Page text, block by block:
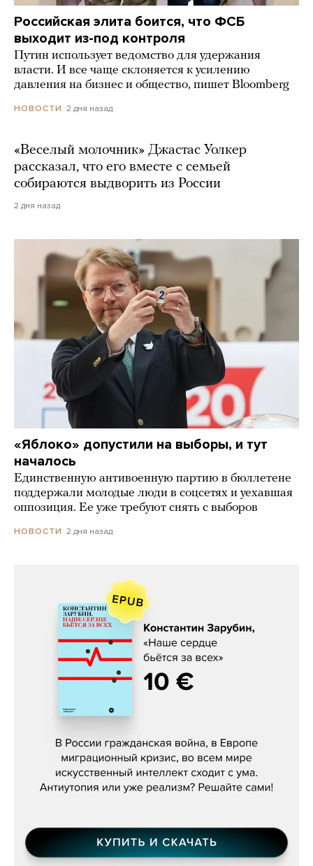
Российская элита боится, что ФСБ
выходит из-под контроля
Путин использует ведомство для удержания
власти. И все чаще склоняется к усилению
давления на бизнес и общество, пишет Bloomberg
НОВОСТИ 2 дня назад
«Веселый молочник» Джастас Уолкер
рассказал, что его вместе с семьей
собираются выдворить из России
2 дня назад
«Яблоко» допустили на выборы, и тут
началось
Единственную антивоенную партию в бюллетене
поддержали молодые люди в соцсетях и уехавшая
оппозиция. Ее уже требуют снять с выборов
НОВОСТИ 2 дня назад
Константин Зарубин, «Наше сердце